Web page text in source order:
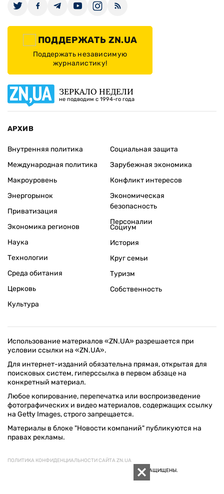
ПОДДЕРЖАТЬ ZN.UA
Поддержать независимую
журналистику!
ЗЕРКАЛО НЕДЕЛИ
не подводим с 1994-го года
АРХИВ
Внутренняя политика
Международная политика
Макроуровень
Энергорынок
Приватизация
Экономика регионов
Социальная защита
Зарубежная экономика
Конфликт интересов
Экономическая
безопасность
Персоналии
Наука
Технологии
Среда обитания
Церковь
Культура
Социум
История
Круг семьи
Туризм
Собственность
Использование материалов «ZN.UA» разрешается при
условии ссылки на «ZN.UA».
Для интернет-изданий обязательна прямая, открытая для
поисковых систем, гиперссылка в первом абзаце на
конкретный материал.
Любое копирование, перепечатка или воспроизведение
фотографических и видео материалов, содержащих ссылку
на Getty Images, строго запрещается.
Материалы в блоке "Новости компаний" публикуются на
правах рекламы.
ПОЛИТИКА КОНФИДЕНЦИАЛЬНОСТИ САЙТА ZN.UA
© 1994–2026 «ЗЕРКАЛО НЕДЕЛИ. УКРАИНА». ВСЕ ПРАВА ЗАЩИЩЕНЫ.